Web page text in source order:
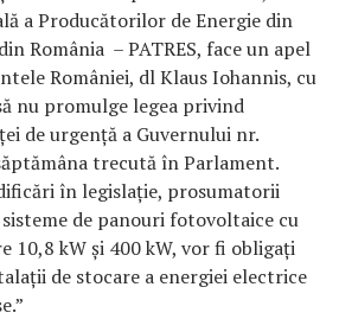
a Producătorilor de Energie din
România – PATRES, face un apel
României, dl Klaus Iohannis, cu
nu promulge legea privind
de urgenţă a Guvernului nr.
trecută în Parlament.
în legislație, prosumatorii
de panouri fotovoltaice cu
kW și 400 kW, vor fi obligați
de stocare a energiei electrice